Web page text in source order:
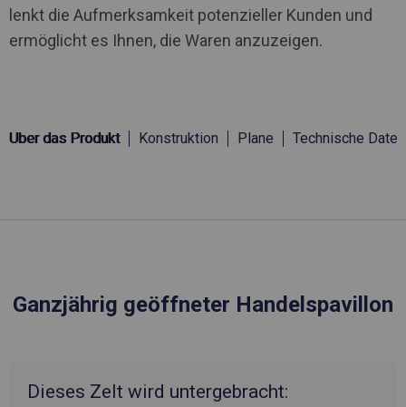
lenkt die Aufmerksamkeit potenzieller Kunden und
ermöglicht es Ihnen, die Waren anzuzeigen.
Über das Produkt Konstruktion Plane Technische Daten
Ganzjährig geöffneter Handelspavillon
Dieses Zelt wird untergebracht: